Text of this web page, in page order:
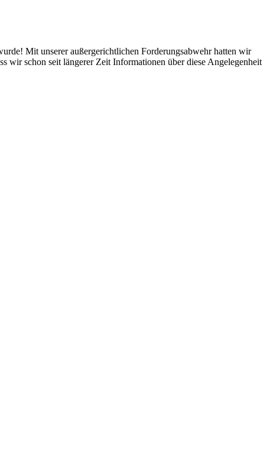
Mit unserer außergerichtlichen Forderungsabwehr hatten wir
wir schon seit längerer Zeit Informationen über diese Angelegenheit